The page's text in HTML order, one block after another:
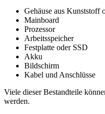
Gehäuse aus Kunststoff
Mainboard
Prozessor
Arbeitsspeicher
Festplatte oder SSD
Akku
Bildschirm
Kabel und Anschlüsse
Viele dieser Bestandteile
werden.